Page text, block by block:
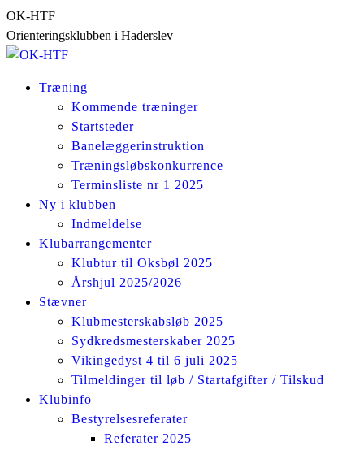
Skip
to
content
OK-HTF
Orienteringsklubben i Haderslev
Træning
Kommende træninger
Startsteder
Banelæggerinstruktion
Træningsløbskonkurrence
Terminsliste nr 1 2025
Ny i klubben
Indmeldelse
Klubarrangementer
Klubtur til Oksbøl 2025
Årshjul 2025/2026
Stævner
Klubmesterskabsløb 2025
Sydkredsmesterskaber 2025
Vikingedyst 4 til 6 juli 2025
Tilmeldinger til løb / Startafgifter / Tilskud
Klubinfo
Bestyrelsesreferater
Referater 2025